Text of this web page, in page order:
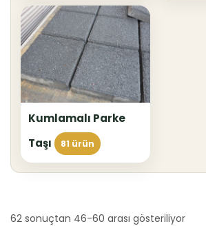
Kumlamalı Parke
Taşı
81 ürün
62 sonuçtan 46-60 arası gösteriliyor